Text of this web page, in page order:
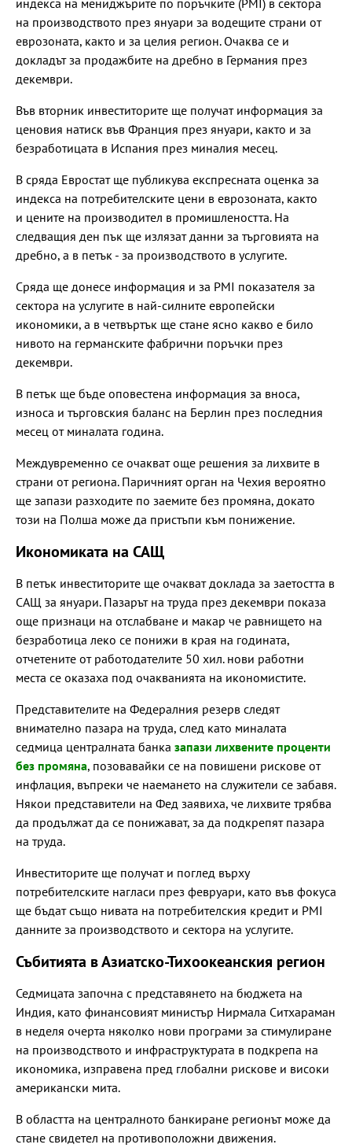
индекса на мениджърите по поръчките (PMI) в сектора
на производството през януари за водещите страни от
еврозоната, както и за целия регион. Очаква се и
докладът за продажбите на дребно в Германия през
декември.
Във вторник инвеститорите ще получат информация за
ценовия натиск във Франция през януари, както и за
безработицата в Испания през миналия месец.
В сряда Евростат ще публикува експресната оценка за
индекса на потребителските цени в еврозоната, както
и цените на производител в промишлеността. На
следващия ден пък ще излязат данни за търговията на
дребно, а в петък - за производството в услугите.
Сряда ще донесе информация и за PMI показателя за
сектора на услугите в най-силните европейски
икономики, а в четвъртък ще стане ясно какво е било
нивото на германските фабрични поръчки през
декември.
В петък ще бъде оповестена информация за вноса,
износа и търговския баланс на Берлин през последния
месец от миналата година.
Междувременно се очакват още решения за лихвите в
страни от региона. Паричният орган на Чехия вероятно
ще запази разходите по заемите без промяна, докато
този на Полша може да пристъпи към понижение.
Икономиката на САЩ
В петък инвеститорите ще очакват доклада за заетостта в
САЩ за януари. Пазарът на труда през декември показа
още признаци на отслабване и макар че равнището на
безработица леко се понижи в края на годината,
отчетените от работодателите 50 хил. нови работни
места се оказаха под очакванията на икономистите.
Представителите на Федералния резерв следят
внимателно пазара на труда, след като миналата
седмица централната банка запази лихвените проценти
без промяна, позовавайки се на повишени рискове от
инфлация, въпреки че наемането на служители се забавя.
Някои представители на Фед заявиха, че лихвите трябва
да продължат да се понижават, за да подкрепят пазара
на труда.
Инвеститорите ще получат и поглед върху
потребителските нагласи през февруари, като във фокуса
ще бъдат също нивата на потребителския кредит и PMI
данните за производството и сектора на услугите.
Събитията в Азиатско-Тихоокеанския регион
Седмицата започна с представянето на бюджета на
Индия, като финансовият министър Нирмала Ситхараман
в неделя очерта няколко нови програми за стимулиране
на производството и инфраструктурата в подкрепа на
икономика, изправена пред глобални рискове и високи
американски мита.
В областта на централното банкиране регионът може да
стане свидетел на противоположни движения.